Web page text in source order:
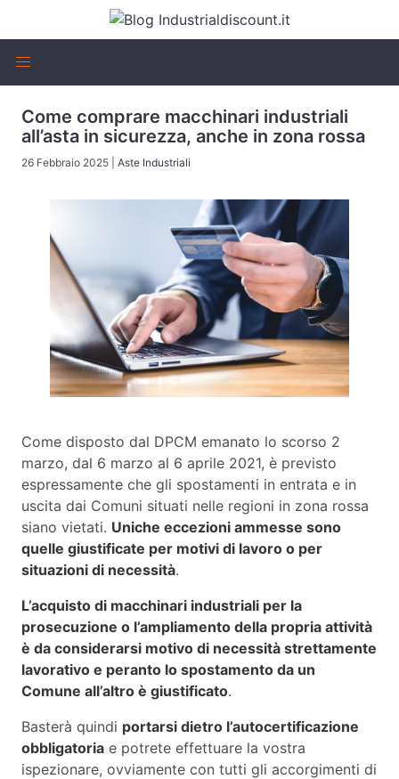
Come comprare macchinari industriali
all’asta in sicurezza, anche in zona rossa
26 Febbraio 2025 Aste Industriali
Come disposto dal DPCM emanato lo scorso 2
marzo, dal 6 marzo al 6 aprile 2021, è previsto
espressamente che gli spostamenti in entrata e in
uscita dai Comuni situati nelle regioni in zona rossa
siano vietati. Uniche eccezioni ammesse sono
quelle giustificate per motivi di lavoro o per
situazioni di necessità.
L’acquisto di macchinari industriali per la
prosecuzione o l’ampliamento della propria attività
è da considerarsi motivo di necessità strettamente
lavorativo e peranto lo spostamento da un
Comune all’altro è giustificato.
Basterà quindi portarsi dietro l’autocertificazione
obbligatoria e potrete effettuare la vostra
ispezionare, ovviamente con tutti gli accorgimenti di